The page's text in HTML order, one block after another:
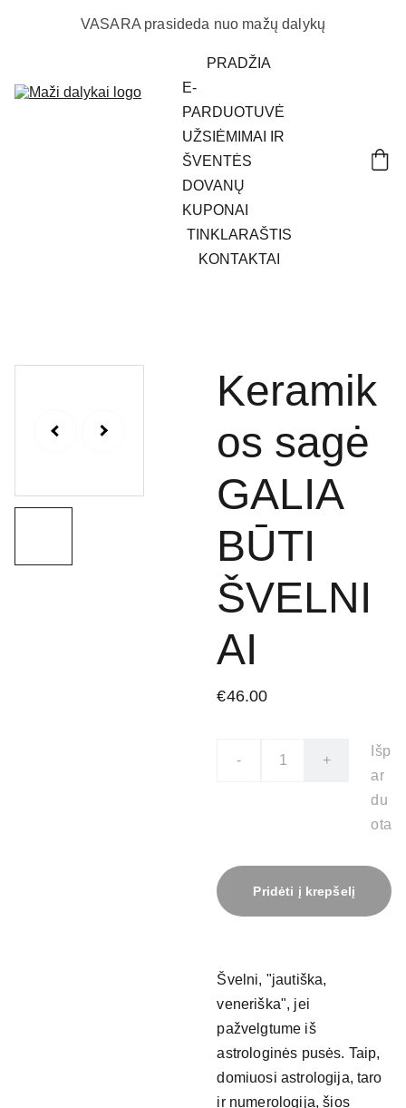
VASARA prasideda nuo mažų dalykų
PRADŽIA
E-
PARDUOTUVĖ
UŽSIĖMIMAI IR
ŠVENTĖS
DOVANŲ
KUPONAI
TINKLARAŠTIS
KONTAKTAI
Keramik
os sagė
GALIA
BŪTI
ŠVELNI
AI
€46.00
- +
Išp
ar
du
ota
Pridėti į krepšelį
Švelni, "jautiška,
veneriška", jei
pažvelgtume iš
astrologinės pusės. Taip,
domiuosi astrologija, taro
ir numerologija, šios